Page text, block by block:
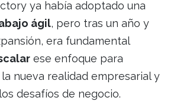
ya había adoptado una
ágil, pero tras un año y
era fundamental
ese enfoque para
nueva realidad empresarial y
desafíos de negocio.